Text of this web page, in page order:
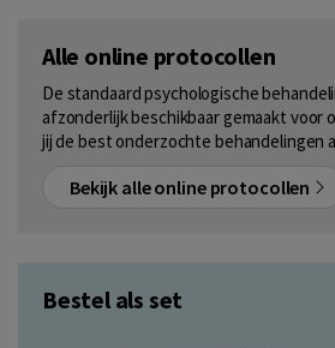
Alle online protocollen
De standaard psychologische
afzonderlijk beschikbaar gemaakt voor
jij de best onderzochte behandelingen
Bekijk alle online protocollen
Bestel als set